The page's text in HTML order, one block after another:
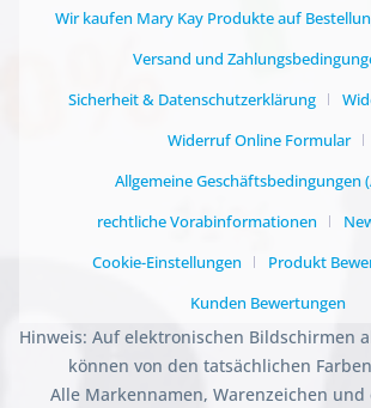
Wir kaufen Mary Kay Produkte auf
Versand und
Sicherheit & Datenschutzerklärung
Widerruf Online Formular
Allgemeine Geschäftsbedingungen
rechtliche Vorabinformationen
Cookie-Einstellungen
Produkt
Kunden Bewertungen
Hinweis: Auf elektronischen Bildschirmen
können von den tatsächlichen
Alle Markennamen, Warenzeichen und